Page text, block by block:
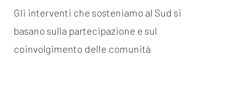
Gli interventi che sosteniamo al Sud si
basano sulla partecipazione e sul
coinvolgimento delle comunità